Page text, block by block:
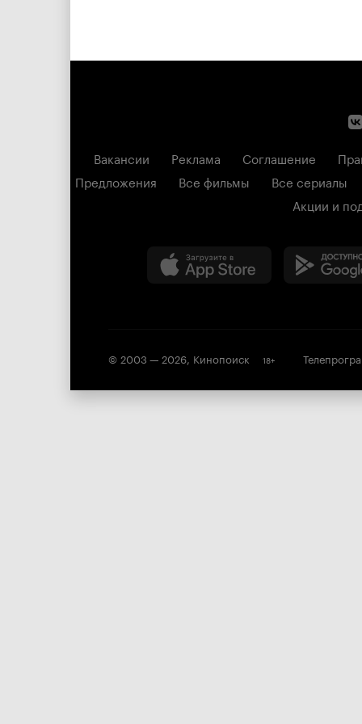
Вакансии Реклама Соглашение
Предложения
Все фильмы
Все сериалы
Акции и
© 2003 — 2026, Кинопоиск 18+